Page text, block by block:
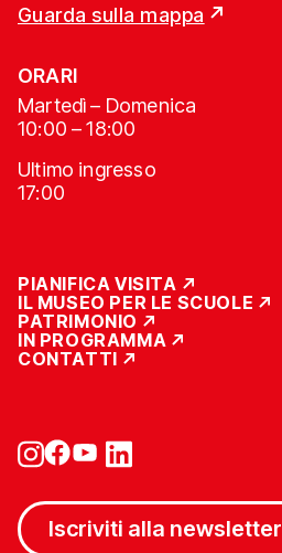
Guarda sulla mappa
ORARI
Martedì – Domenica
10:00 – 18:00
Ultimo ingresso
17:00
PIANIFICA VISITA
IL MUSEO PER LE SCUOLE
PATRIMONIO
IN PROGRAMMA
CONTATTI
Iscriviti alla newsletter